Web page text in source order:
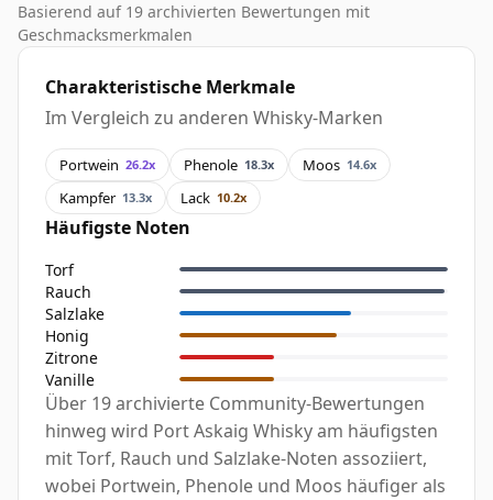
Basierend auf 19 archivierten Bewertungen mit
Geschmacksmerkmalen
Charakteristische Merkmale
Im Vergleich zu anderen Whisky-Marken
Portwein 26.2x Phenole 18.3x Moos 14.6x
Kampfer 13.3x Lack 10.2x
Häufigste Noten
Torf
Rauch
Salzlake
Honig
Zitrone
Vanille
Über 19 archivierte Community-Bewertungen
hinweg wird Port Askaig Whisky am häufigsten
mit Torf, Rauch und Salzlake-Noten assoziiert,
wobei Portwein, Phenole und Moos häufiger als